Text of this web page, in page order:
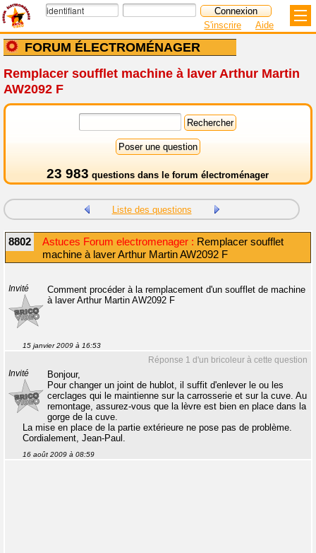
FORUM ÉLECTROMÉNAGER
S'inscrire Aide
Remplacer soufflet machine à laver Arthur Martin
AW2092 F
23 983 questions dans le forum électroménager
Liste des questions
8802 Astuces Forum electromenager : Remplacer soufflet
machine à laver Arthur Martin AW2092 F
Invité
Comment procéder à la remplacement d'un soufflet de machine
à laver Arthur Martin AW2092 F
15 janvier 2009 à 16:53
Réponse 1 d'un bricoleur à cette question
Invité
Bonjour,
Pour changer un joint de hublot, il suffit d'enlever le ou les
cerclages qui le maintienne sur la carrosserie et sur la cuve. Au
remontage, assurez-vous que la lèvre est bien en place dans la
gorge de la cuve.
La mise en place de la partie extérieure ne pose pas de problème.
Cordialement, Jean-Paul.
16 août 2009 à 08:59